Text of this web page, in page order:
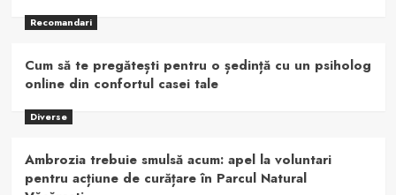
Recomandari
Cum să te pregătești pentru o ședință cu un psiholog
online din confortul casei tale
Diverse
Ambrozia trebuie smulsă acum: apel la voluntari
pentru acțiune de curățare în Parcul Natural